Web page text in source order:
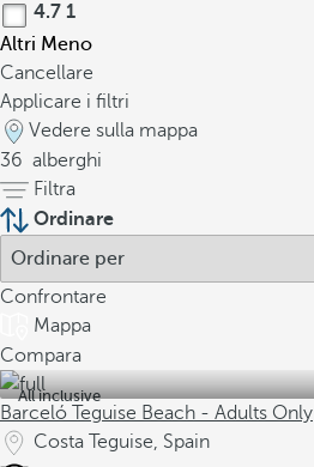
4.7 1
Altri Meno
Cancellare
Applicare i filtri
Vedere sulla mappa
36 alberghi
Filtra
Ordinare
Confrontare
Mappa
Compara
All inclusive
Barceló Teguise Beach - Adults Only
Costa Teguise, Spain